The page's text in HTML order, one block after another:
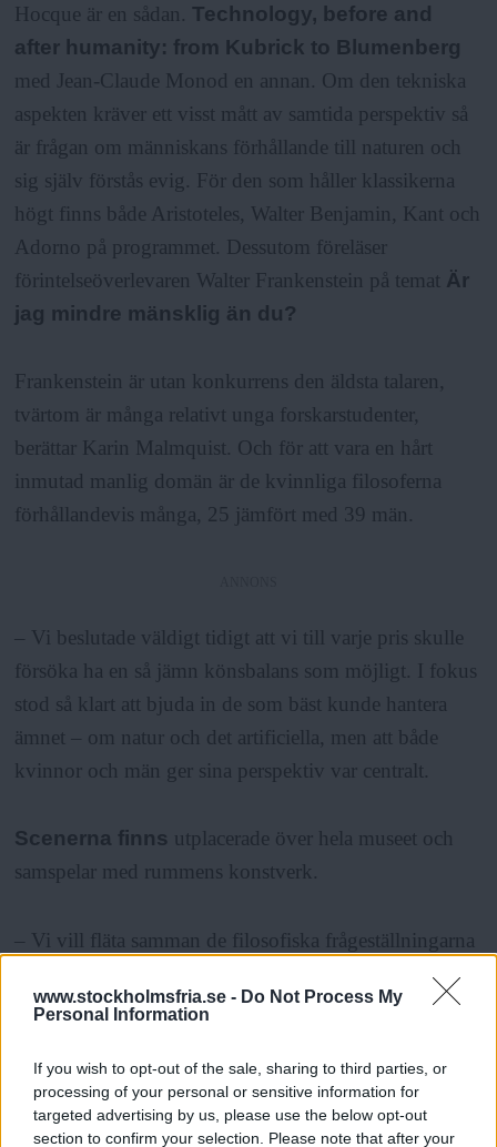
www.stockholmsfria.se - Do Not Process My
Personal Information
If you wish to opt-out of the sale, sharing to third parties, or
processing of your personal or sensitive information for
targeted advertising by us, please use the below opt-out
section to confirm your selection. Please note that after your
Hocque är en sådan. Technology, before and
after humanity: from Kubrick to Blumenberg
med Jean-Claude Monod en annan. Om den tekniska
aspekten kräver ett visst mått av samtida perspektiv så
är frågan om människans förhållande till naturen och
sig själv förstås evig. För den som håller klassikerna
högt finns både Aristoteles, Walter Benjamin, Kant och
Adorno på programmet. Dessutom föreläser
förintelseöverlevaren Walter Frankenstein på temat Är
jag mindre mänsklig än du?
Frankenstein är utan konkurrens den äldsta talaren,
tvärtom är många relativt unga forskarstudenter,
berättar Karin Malmquist. Och för att vara en hårt
inmutad manlig domän är de kvinnliga filosoferna
förhållandevis många, 25 jämfört med 39 män.
– Vi beslutade väldigt tidigt att vi till varje pris skulle
försöka ha en så jämn könsbalans som möjligt. I fokus
stod så klart att bjuda in de som bäst kunde hantera
ämnet – om natur och det artificiella, men att både
kvinnor och män ger sina perspektiv var centralt.
Scenerna finns utplacerade över hela museet och
samspelar med rummens konstverk.
– Vi vill fläta samman de filosofiska frågeställningarna
med vår konst, många samtidskonstnärer är upptagna
av de här frågorna, säger Karin Malmquist. De kan
kan också gestaltas eller vara del av gestaltningen i ett
konstverk.